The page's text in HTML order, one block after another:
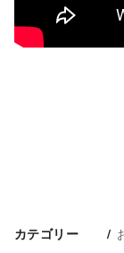
カテゴリー